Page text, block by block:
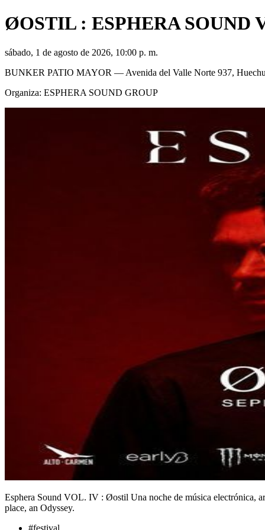
ØOSTIL : ESPHERA SOUND
sábado, 1 de agosto de 2026, 10:00 p. m.
BUNKER PATIO MAYOR — Avenida del Valle Norte 937,
Organiza: ESPHERA SOUND GROUP
Esphera Sound VOL. IV : Øostil Una noche de música electrónica,
place, an Odyssey.
#festival